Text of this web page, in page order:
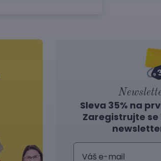
Sleva 35% na
Zaregistrujte se